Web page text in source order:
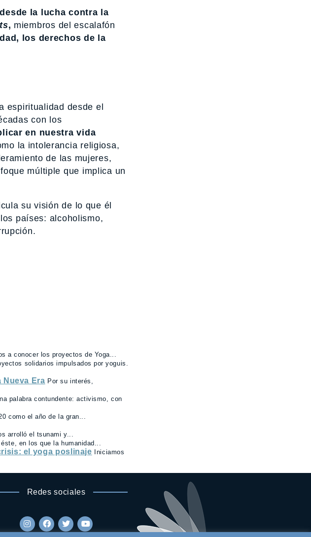
la lucha contra la
, miembros del escalafón
los derechos de la
espiritualidad desde el
con los
en nuestra vida
la intolerancia religiosa,
de las mujeres,
múltiple que implica un
su visión de lo que él
países: alcoholismo,
a conocer los proyectos de Yoga...
solidarios impulsados por yoguis.
Era Por su interés,
palabra contundente: activismo, con
como el año de la gran...
arrolló el tsunami y...
en los que la humanidad...
el yoga poslinaje
Iniciamos
Redes sociales